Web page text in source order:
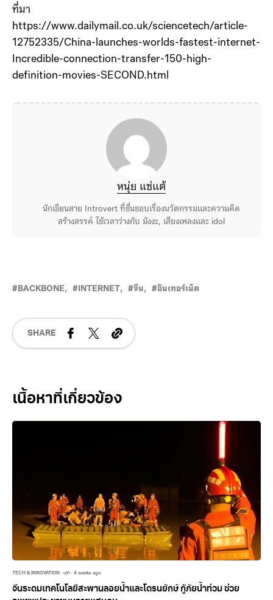
ที่มา
https://www.dailymail.co.uk/sciencetech/article-
12752335/China-launches-worlds-fastest-internet-
Incredible-connection-transfer-150-high-
definition-movies-SECOND.html
หนุ่ย แซ่แต้
นักเขียนสาย Introvert ที่ชื่นชอบเรื่องนวัตกรรมและความคิด
สร้างสรรค์ ใช้เวลาว่างกับ มังงะ, เสียงเพลงและ idol
BACKBONE INTERNET จีน อินเทอร์เน็ต
SHARE
Related Posts
TECH & INNOVATION 4 weeks ago
จีนระดมเทคโนโลยีสะพานลอยน้ำและโดรนยักษ์ กู้ภัยน้ำท่วม ช่วย